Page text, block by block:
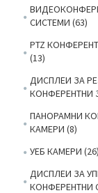
СИСТЕМИ (63)
PTZ
(13)
ДИСПЛЕИ ЗА
КОНФЕРЕНТНИ
ПАНОРАМНИ
КАМЕРИ (8)
УЕБ КАМЕРИ (26)
ДИСПЛЕИ ЗА
КОНФЕРЕНТНИ